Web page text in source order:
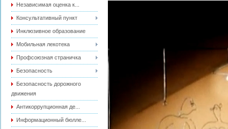
Независимая оценка к...
Консультативный пункт
Инклюзивное образование
Мобильная лекотека
Профсоюзная страничка
Безопасность
Безопасность дорожного
движения
Антикоррупционная де...
Информационный бюлле...